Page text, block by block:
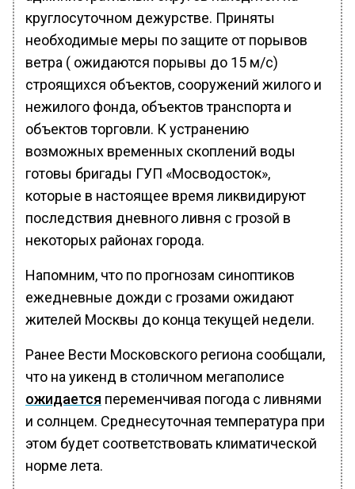
круглосуточном дежурстве. Приняты
необходимые меры по защите от порывов
ветра ( ожидаются порывы до 15 м/c)
строящихся объектов, сооружений жилого и
нежилого фонда, объектов транспорта и
объектов торговли. К устранению
возможных временных скоплений воды
готовы бригады ГУП «Мосводосток»,
которые в настоящее время ликвидируют
последствия дневного ливня с грозой в
некоторых районах города.
Напомним, что по прогнозам синоптиков
ежедневные дожди с грозами ожидают
жителей Москвы до конца текущей недели.
Ранее Вести Московского региона сообщали,
что на уикенд в столичном мегаполисе
ожидается переменчивая погода с ливнями
и солнцем. Среднесуточная температура при
этом будет соответствовать климатической
норме лета.